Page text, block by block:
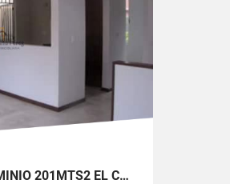
VENTA CASA CONDOMINIO 201MTS2 EL CASTILLO, JAMUNDÍ 14354-1